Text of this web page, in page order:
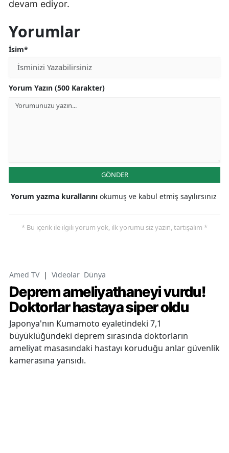
devam ediyor.
Yorumlar
İsim*
Yorum Yazın (500 Karakter)
GÖNDER
Yorum yazma kurallarını okumuş ve kabul etmiş sayılırsınız
* Bu içerik ile ilgili yorum yok, ilk yorumu siz yazın, tartışalım *
Amed TV | Videolar Dünya
Deprem ameliyathaneyi vurdu!
Doktorlar hastaya siper oldu
Japonya'nın Kumamoto eyaletindeki 7,1
büyüklüğündeki deprem sırasında doktorların
ameliyat masasındaki hastayı koruduğu anlar güvenlik
kamerasına yansıdı.